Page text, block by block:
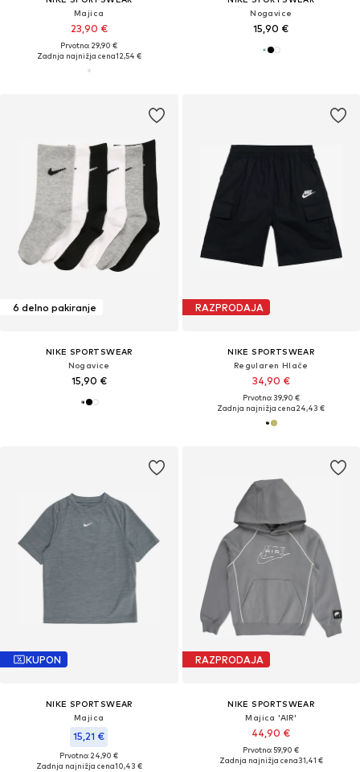
Majica
23,90 €
Prvotno: 29,90 €
Zadnja najnižja cena12,54 €
Nogavice
15,90 €
6 delno pakiranje
NIKE SPORTSWEAR
Nogavice
15,90 €
RAZPRODAJA
NIKE SPORTSWEAR
Regularen Hlače
34,90 €
Prvotno: 39,90 €
Zadnja najnižja cena24,43 €
KUPON
NIKE SPORTSWEAR
Majica
15,21 €
Prvotno: 24,90 €
Zadnja najnižja cena10,43 €
RAZPRODAJA
NIKE SPORTSWEAR
Majica 'AIR'
44,90 €
Prvotno: 59,90 €
Zadnja najnižja cena31,41 €